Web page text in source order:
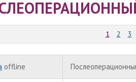
1 2 3
offline